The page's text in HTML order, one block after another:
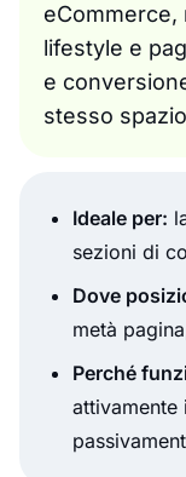
eCommerce,
lifestyle e
e
stesso
Ideale per:
sezioni di
Dove
metà
Perché
attivamente